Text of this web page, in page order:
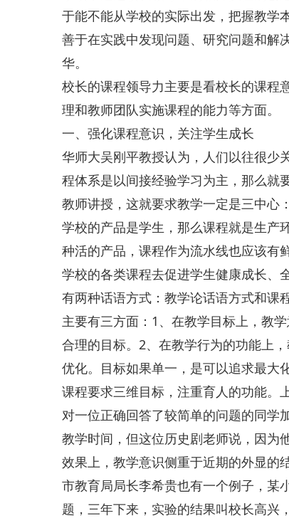
于能不能从学校的实际出发，把握教学
善于在实践中发现问题、研究问题和解
华。
校长的课程领导力主要是看校长的课程
理和教师团队实施课程的能力等方面。
一、强化课程意识，关注学生成长
华师大吴刚平教授认为，人们以往很少
程体系是以间接经验学习为主，那么
教师讲授，这就要求教学一定是三中心
学校的产品是学生，那么课程就是生产
种活的产品，课程作为流水线也应该有
学校的各类课程去促进学生健康成长、
有两种话语方式：教学论话语方式和课
主要有三方面：1、在教学目标上，教
合理的目标。2、在教学行为的功能上
优化。目标如果单一，是可以追求最大
课程要求三维目标，注重育人的功能。
对一位正确回答了较简单的问题的同学
教学时间，但这位历史剧老师说，因为
效果上，教学意识侧重于近期的外显的
市教育局局长李希贵也有一个例子，某
题，三年下来，实验的结果叫校长高兴